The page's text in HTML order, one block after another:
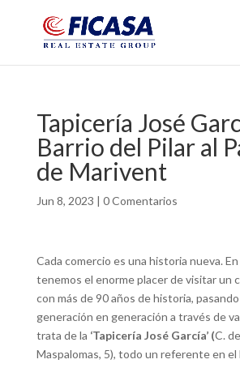
Tapicería José
Barrio del Pilar al
de Marivent
Jun 8, 2023 | 0 Comentarios
Cada comercio es una historia nueva.
tenemos el enorme placer de visitar un
con más de 90 años de historia,
generación en generación a través de
trata de la ‘Tapicería José García’ (C.
Maspalomas, 5), todo un referente en el